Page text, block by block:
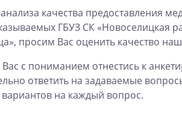
8:00 - 18:00
8:00 - 18:00
8:00 - 18:00
качества предоставления
ГБУЗ СК «Новоселицкая
просим Вас оценить качество
с пониманием отнестись к
ответить на задаваемые
на каждый вопрос.